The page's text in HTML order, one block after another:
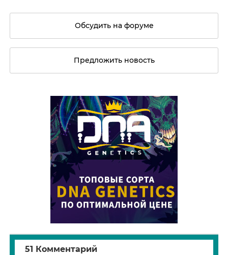
Обсудить на форуме
Предложить новость
51 Комментарий